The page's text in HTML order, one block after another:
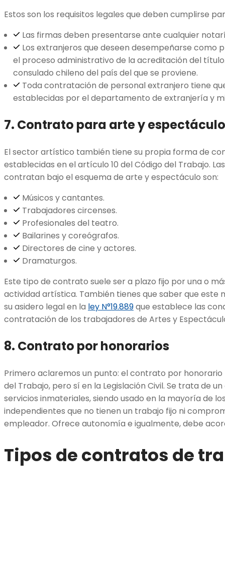
Estos son los requisitos legales que deben cumplirse
Las firmas deben presentarse ante cualquier
Los extranjeros que deseen desempeñarse como
el proceso administrativo de la acreditación del
consulado chileno del país del que se proviene.
Toda contratación de personal extranjero tiene
establecidas por el departamento de extranjería y
7. Contrato para arte y espectáculo
El sector artístico también tiene su propia forma de
establecidas en el artículo 10 del Código del Trabajo.
contratan bajo el esquema de arte y espectáculo son:
Músicos y cantantes.
Trabajadores circenses.
Profesionales del teatro.
Bailarines y coreógrafos.
Directores de cine y actores.
Dramaturgos.
Este tipo de contrato suele ser a plazo fijo por una o
actividad artística. También tienes que saber que este
su asidero legal en la ley N°19.889que establece las
contratación de los trabajadores de Artes y
8. Contrato por honorarios
Primero aclaremos un punto: el contrato por honorario
del Trabajo, pero sí en la Legislación Civil. Se trata de
servicios inmateriales, siendo usado en la mayoría de
independientes que no tienen un trabajo fijo ni
empleador. Ofrece autonomía e igualmente, debe
Tipos de contratos de